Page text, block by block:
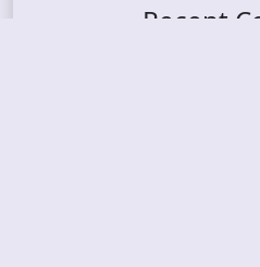
Recent